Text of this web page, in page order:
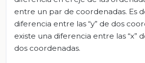
entre un par de coordenadas. Es
diferencia entre las “y” de dos
existe una diferencia entre las “x”
dos coordenadas.